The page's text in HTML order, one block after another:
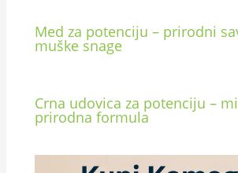
Med za potenciju – prirodni
muške snage
Crna udovica za potenciju –
prirodna formula